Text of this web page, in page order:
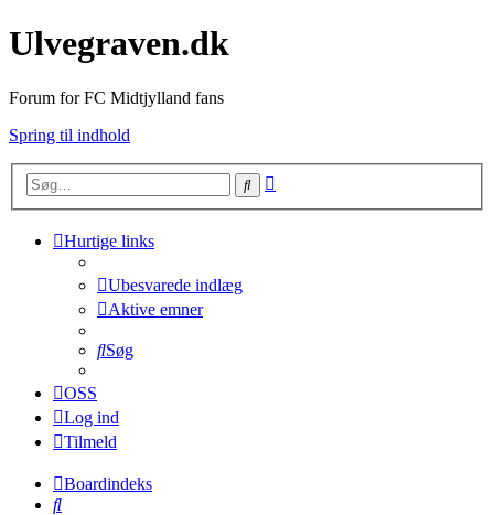
Ulvegraven.dk
Forum for FC Midtjylland fans
Spring til indhold
Søg
Hurtige links
Ubesvarede indlæg
Aktive emner
Søg
OSS
Log ind
Tilmeld
Boardindeks
Søg